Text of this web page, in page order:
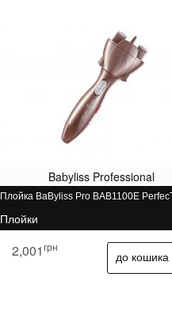
Babyliss Professional
Плойка BaByliss Pro BAB1100E
Плойки
2,001грн